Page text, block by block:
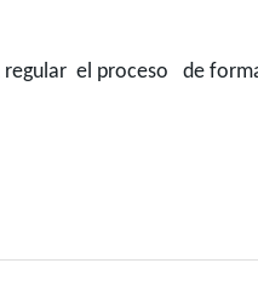
el proceso de